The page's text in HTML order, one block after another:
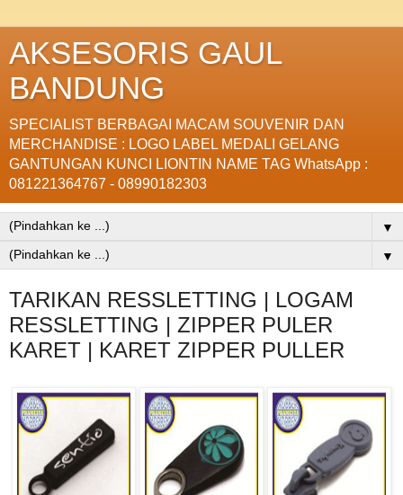
AKSESORIS GAUL
BANDUNG
SPECIALIST BERBAGAI MACAM SOUVENIR DAN
MERCHANDISE : LOGO LABEL MEDALI GELANG
GANTUNGAN KUNCI LIONTIN NAME TAG WhatsApp :
081221364767 - 08990182303
▼
▼
TARIKAN RESSLETTING | LOGAM
RESSLETTING | ZIPPER PULER
KARET | KARET ZIPPER PULLER